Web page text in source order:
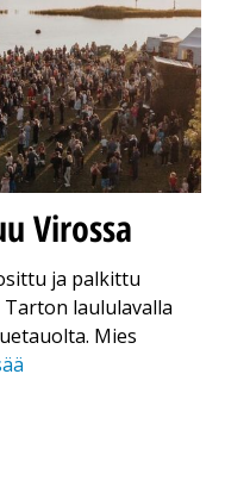
Virossa
ja palkittu
Tarton laululavalla
Mies